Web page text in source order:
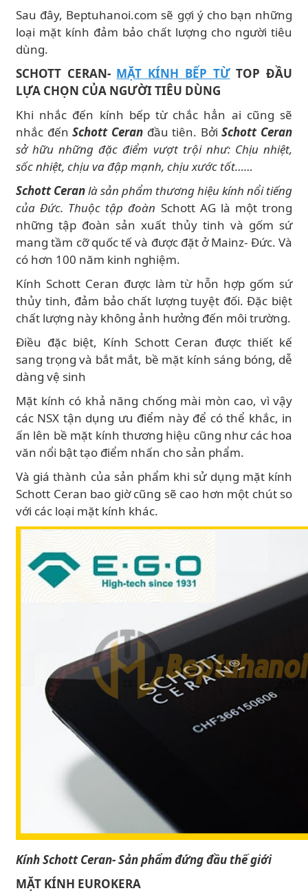
Sau đây, Beptuhanoi.com sẽ gợi ý cho bạn những
loại mặt kính đảm bảo chất lượng cho người tiêu
dùng.
SCHOTT CERAN- MẶT KÍNH BẾP TỪTOP ĐẦU
LỰA CHỌN CỦA NGƯỜI TIÊU DÙNG
Khi nhắc đến kính bếp từ chắc hẳn ai cũng sẽ
nhắc đếnSchott Ceranđầu tiên. BởiSchott Ceran
sở hữu những đặc điểm vượt trội như: Chịu nhiệt,
sốc nhiệt, chịu va đập mạnh, chịu xước tốt……
Schott Ceranlà sản phẩm thương hiệu kính nổi tiếng
của Đức. Thuộc tập đoàn Schott AG là một trong
những tập đoàn sản xuất thủy tinh và gốm sứ
mang tầm cỡ quốc tế và được đặt ở Mainz- Đức. Và
có hơn 100 năm kinh nghiệm.
Kính Schott Ceran được làm từ hỗn hợp gốm sứ
thủy tinh, đảm bảo chất lượng tuyệt đối. Đặc biệt
chất lượng này không ảnh hưởng đến môi trường.
Điều đặc biệt, Kính Schott Ceran được thiết kế
sang trọng và bắt mắt, bề mặt kính sáng bóng, dễ
dàng vệ sinh
Mặt kính có khả năng chống mài mòn cao, vì vậy
các NSX tận dụng ưu điểm này để có thể khắc, in
ấn lên bề mặt kính thương hiệu cũng như các hoa
văn nổi bật tạo điểm nhấn cho sản phẩm.
Và giá thành của sản phẩm khi sử dụng mặt kính
Schott Ceran bao giờ cũng sẽ cao hơn một chút so
với các loại mặt kính khác.
Kính Schott Ceran- Sản phẩm đứng đầu thế giới
MẶT KÍNH EUROKERA